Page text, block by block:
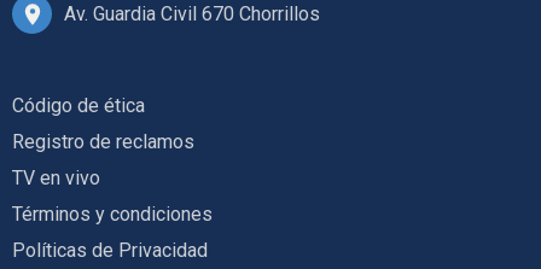
Av. Guardia Civil 670 Chorrillos
Código de ética
Registro de reclamos
TV en vivo
Términos y condiciones
Políticas de Privacidad